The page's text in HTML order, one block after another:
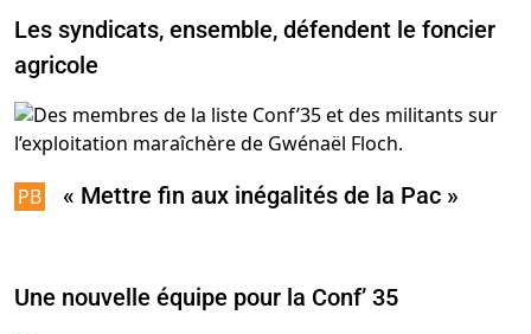
Les syndicats, ensemble, défendent le foncier
agricole
« Mettre fin aux inégalités de la Pac »
Une nouvelle équipe pour la Conf’ 35